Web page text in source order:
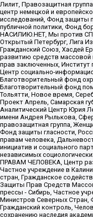
Лилит, Правозащитная
центр немецкой и
исследований, Фонд защиты
публичной политики, Фонд
НАСИЛИЮ.НЕТ, Мы против
Открытый Петербург, Лига
Гражданский Союз, Хасдей
развитию средств массовой
прав заключенных, Институт
Центр социально-
Благотворительный фонд
Благотворительный фонд
Тольятти, Новое время,
Проект Апрель, Самарская
Аналитический Центр Юрия
имени Андрея Рылькова,
правозащитная группа,
Фонд защиты гласности,
правам человека,
инициатив и социального
независимых
ПРАВАМ ЧЕЛОВЕКА, Центр
Частное учреждение в
стран, Гражданское
Защиты Прав Средств
прессы - Сибирь, Частное
Министров Северных Стран,
Гражданский контроль,
сохранению наследия